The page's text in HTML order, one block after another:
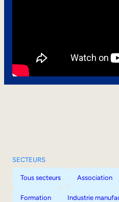
SECTEURS
Tous secteurs Association
Formation Industrie